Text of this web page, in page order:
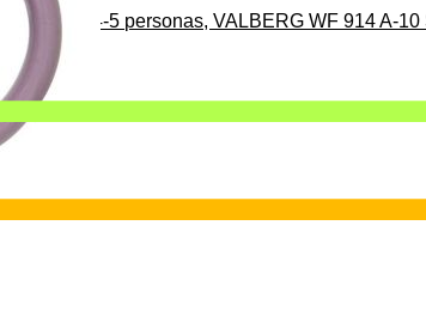
para 4-5 personas, VALBERG WF 914 A-